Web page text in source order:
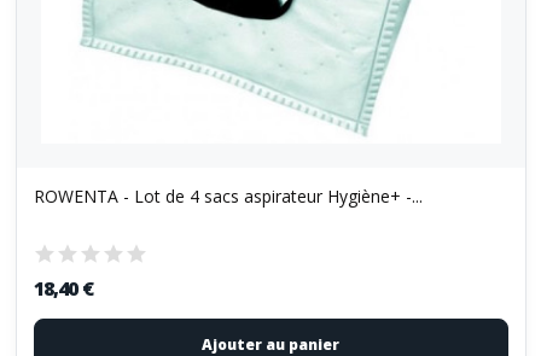
ROWENTA - Lot de 4 sacs aspirateur Hygiène+ -...
18,40 €
Ajouter au panier